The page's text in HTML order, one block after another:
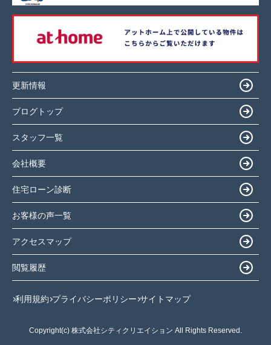
更新情報
ブログトップ
スタッフ一覧
会社概要
住宅ローン診断
お客様の声一覧
アクセスマップ
閲覧履歴
利用規約 プライバシーポリシー サイトマップ
Copyright(c) 株式会社シティクリエイション All Rights Reserved.